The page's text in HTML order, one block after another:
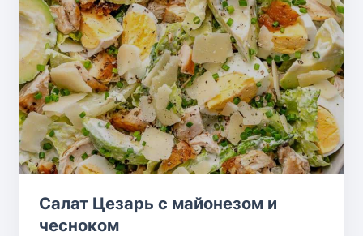
Салат Цезарь с майонезом и
чесноком